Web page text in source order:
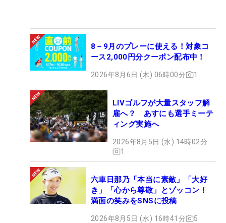
8－9月のプレーに使える！対象コ
ース2,000円分クーポン配布中！
2026年8月6日 (木) 06時00分 1
LIVゴルフが大量スタッフ解
雇へ？ あすにも選手ミーテ
ィング実施へ
2026年8月5日 (水) 14時02分
1
六車日那乃「本当に素敵」「大好
き」「心から尊敬」とゾッコン！
満面の笑みをSNSに投稿
2026年8月5日 (水) 16時41分 5